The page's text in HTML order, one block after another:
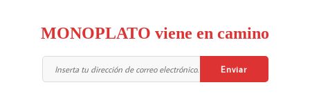
MONOPLATO viene en camino